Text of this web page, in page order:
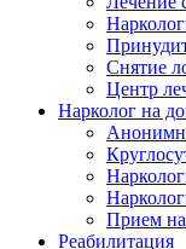
Снятие
Центр
Нарколог на
Прием
Реабилитация